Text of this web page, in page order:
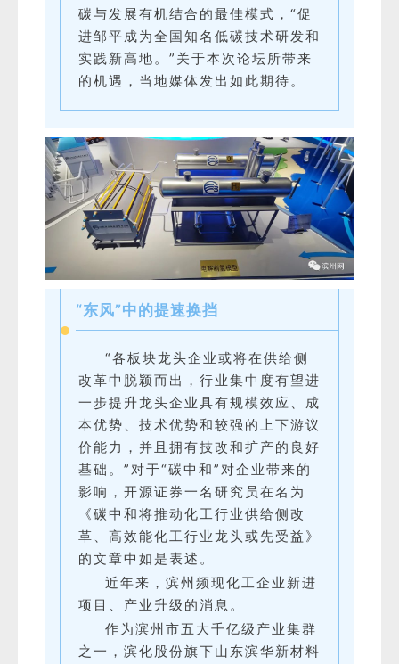
碳与发展有机结合的最佳模式，“促
进邹平成为全国知名低碳技术研发和
实践新高地。”关于本次论坛所带来
的机遇，当地媒体发出如此期待。
“东风”中的提速换挡
“各板块龙头企业或将在供给侧
改革中脱颖而出，行业集中度有望进
一步提升龙头企业具有规模效应、成
本优势、技术优势和较强的上下游议
价能力，并且拥有技改和扩产的良好
基础。”对于“碳中和”对企业带来的
影响，开源证券一名研究员在名为
《碳中和将推动化工行业供给侧改
革、高效能化工行业龙头或先受益》
的文章中如是表述。
近年来，滨州频现化工企业新进
项目、产业升级的消息。
作为滨州市五大千亿级产业集群
之一，滨化股份旗下山东滨华新材料